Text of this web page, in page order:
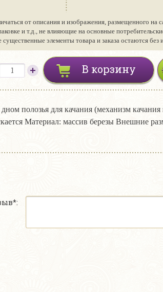
от описания и изображения, размещенного на
и т.д., не влияющие на основные
элементы товара и заказа остаются без
В корзину
полозья для качания (механизм
Материал: массив березы Внешние